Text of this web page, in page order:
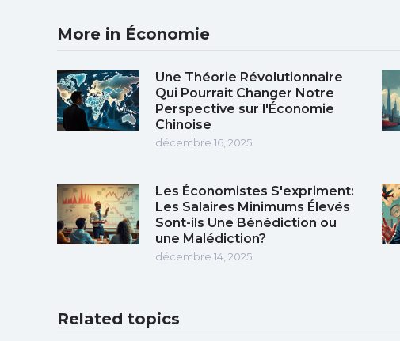
More in Économie
Une Théorie Révolutionnaire
Qui Pourrait Changer Notre
Perspective sur l'Économie
Chinoise
décembre 16, 2025
Les Économistes S'expriment:
Les Salaires Minimums Élevés
Sont-ils Une Bénédiction ou
une Malédiction?
décembre 14, 2025
Related topics